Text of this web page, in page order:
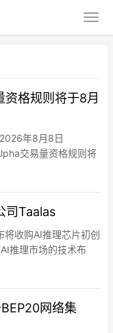
格规则将于8月
年8月8日
交易量资格规则将
时间）期间，交易
他bStocks获得1
司Taalas
收购AI推理芯片初创
推理市场的技术布
线图，并开发基于
成立于2023年，总
网络集